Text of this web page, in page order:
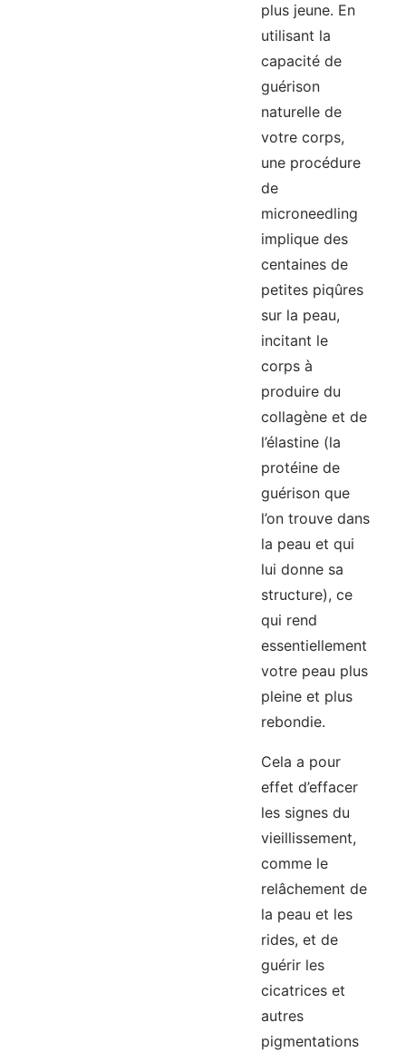
plus jeune. En
utilisant la
capacité de
guérison
naturelle de
votre corps,
une procédure
de
microneedling
implique des
centaines de
petites piqûres
sur la peau,
incitant le
corps à
produire du
collagène et de
l’élastine (la
protéine de
guérison que
l’on trouve dans
la peau et qui
lui donne sa
structure), ce
qui rend
essentiellement
votre peau plus
pleine et plus
rebondie.
Cela a pour
effet d’effacer
les signes du
vieillissement,
comme le
relâchement de
la peau et les
rides, et de
guérir les
cicatrices et
autres
pigmentations